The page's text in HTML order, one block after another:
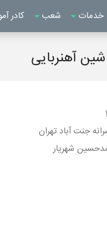
خدمات شعب کادر
آهنربایی
جنت آباد تهران
شهریار